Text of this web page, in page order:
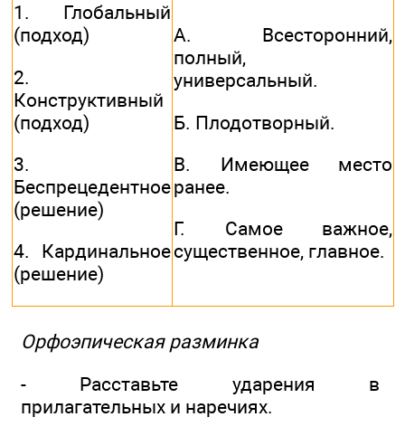
1. Глобальный
(подход)
2.
Конструктивный
(подход)
3.
Беспрецедентное
(решение)
4. Кардинальное
(решение)
A. Всесторонний,
полный,
универсальный.
Б. Плодотворный.
B. Имеющее место
ранее.
Г. Самое важное,
существенное, главное.
Орфоэпическая разминка
- Расставьте ударения в
прилагательных и наречиях.